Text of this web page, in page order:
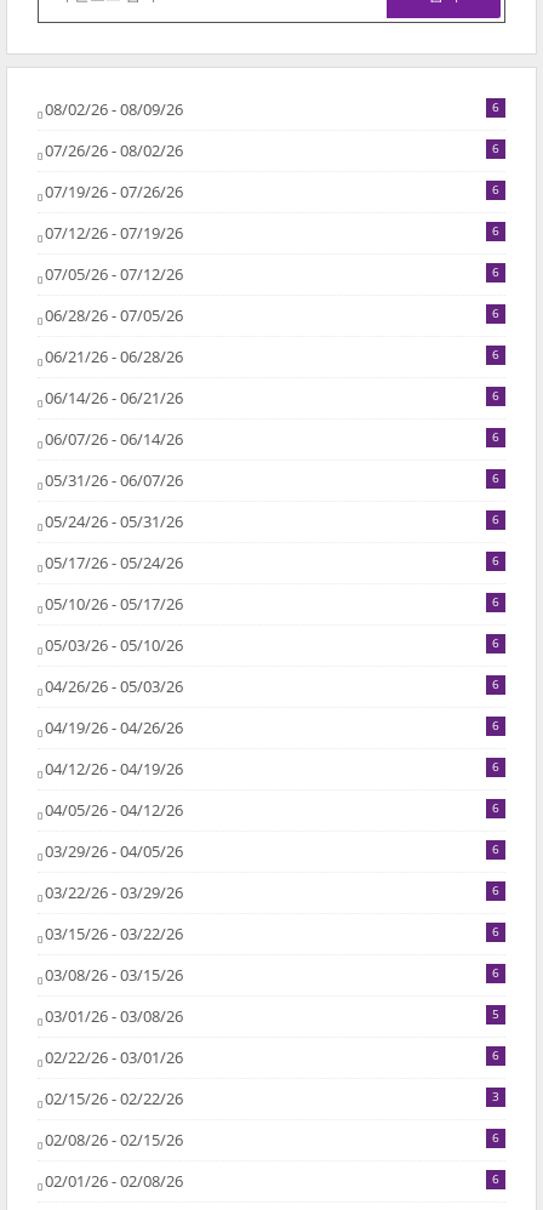
08/02/26 - 08/09/26 6
07/26/26 - 08/02/26 6
07/19/26 - 07/26/26 6
07/12/26 - 07/19/26 6
07/05/26 - 07/12/26 6
06/28/26 - 07/05/26 6
06/21/26 - 06/28/26 6
06/14/26 - 06/21/26 6
06/07/26 - 06/14/26 6
05/31/26 - 06/07/26 6
05/24/26 - 05/31/26 6
05/17/26 - 05/24/26 6
05/10/26 - 05/17/26 6
05/03/26 - 05/10/26 6
04/26/26 - 05/03/26 6
04/19/26 - 04/26/26 6
04/12/26 - 04/19/26 6
04/05/26 - 04/12/26 6
03/29/26 - 04/05/26 6
03/22/26 - 03/29/26 6
03/15/26 - 03/22/26 6
03/08/26 - 03/15/26 6
03/01/26 - 03/08/26 5
02/22/26 - 03/01/26 6
02/15/26 - 02/22/26 3
02/08/26 - 02/15/26 6
02/01/26 - 02/08/26 6